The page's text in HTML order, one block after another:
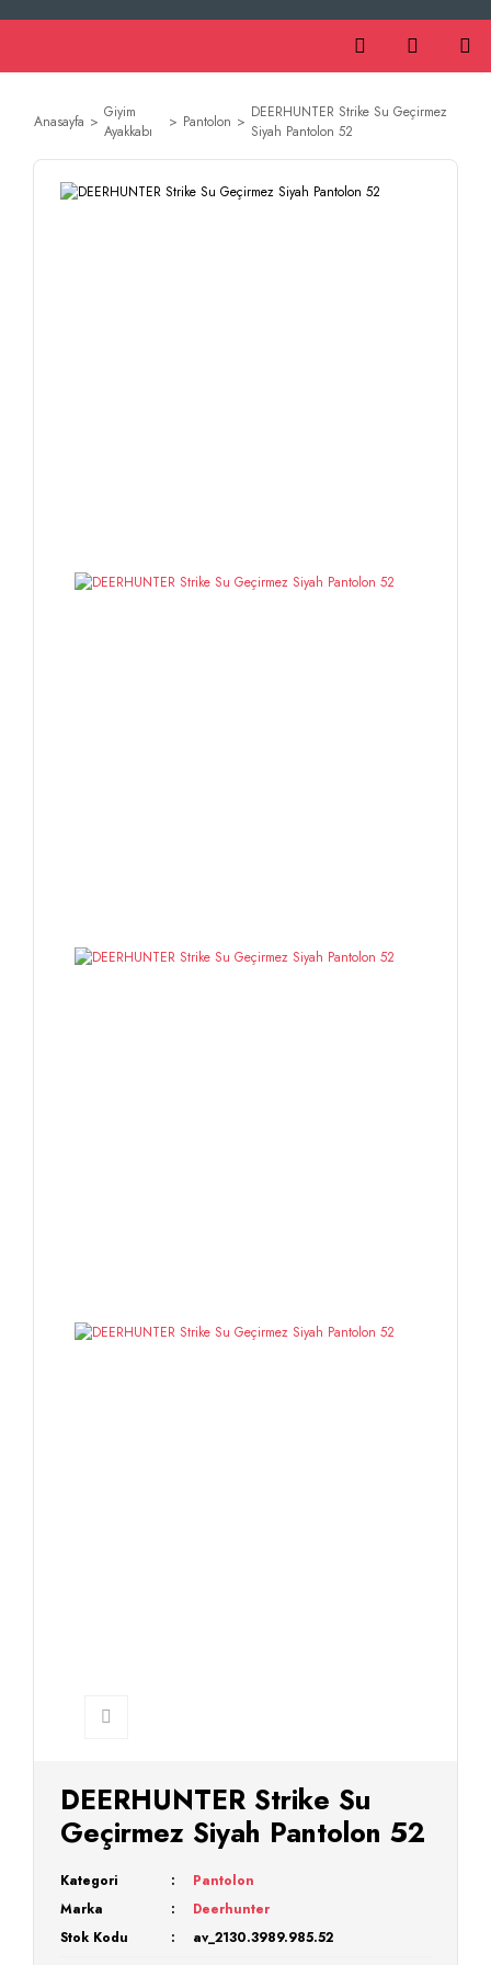
Anasayfa
Giyim
Ayakkabı
Pantolon
DEERHUNTER Strike Su Geçirmez
Siyah Pantolon 52
DEERHUNTER Strike Su
Geçirmez Siyah Pantolon 52
Kategori
Pantolon
Marka
Deerhunter
Stok Kodu
av_2130.3989.985.52